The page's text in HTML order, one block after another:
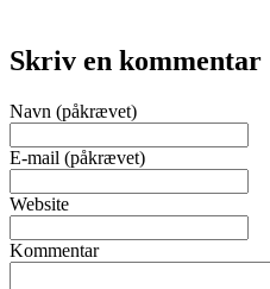
Skriv en kommentar
Navn (påkrævet)
E-mail (påkrævet)
Website
Kommentar